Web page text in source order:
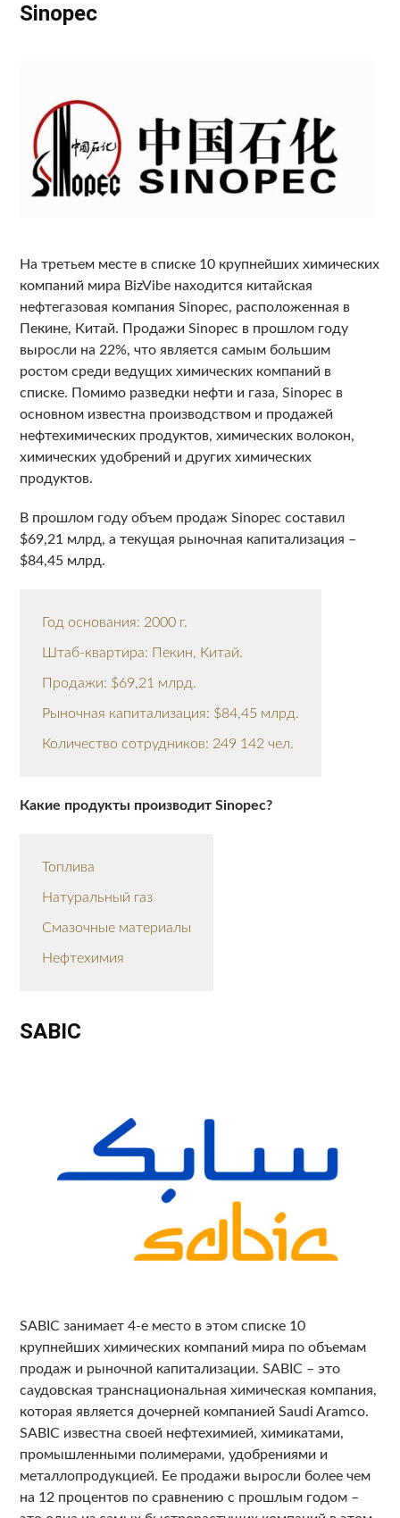
Sinopec
На третьем месте в списке 10 крупнейших химических
компаний мира BizVibe находится китайская
нефтегазовая компания Sinopec, расположенная в
Пекине, Китай. Продажи Sinopec в прошлом году
выросли на 22%, что является самым большим
ростом среди ведущих химических компаний в
списке. Помимо разведки нефти и газа, Sinopec в
основном известна производством и продажей
нефтехимических продуктов, химических волокон,
химических удобрений и других химических
продуктов.
В прошлом году объем продаж Sinopec составил
$69,21 млрд, а текущая рыночная капитализация –
$84,45 млрд.
Год основания: 2000 г.
Штаб-квартира: Пекин, Китай.
Продажи: $69,21 млрд.
Рыночная капитализация: $84,45 млрд.
Количество сотрудников: 249 142 чел.
Какие продукты производит Sinopec?
Топлива
Натуральный газ
Смазочные материалы
Нефтехимия
SABIC
SABIC занимает 4-е место в этом списке 10
крупнейших химических компаний мира по объемам
продаж и рыночной капитализации. SABIC – это
саудовская транснациональная химическая компания,
которая является дочерней компанией Saudi Aramco.
SABIC известна своей нефтехимией, химикатами,
промышленными полимерами, удобрениями и
металлопродукцией. Ее продажи выросли более чем
на 12 процентов по сравнению с прошлым годом –